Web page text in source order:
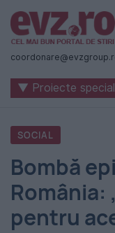
Știri
naționale
internaționale
România
-
Evenimentul
Zilei
▼ Proiecte
SOCIAL
Bombă
România:
pentru